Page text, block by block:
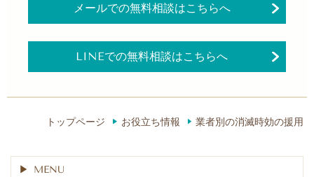
メールでの無料相談はこちらへ
LINEでの無料相談はこちらへ
トップページ お役立ち情報 業者別の消滅時効の援用
MENU